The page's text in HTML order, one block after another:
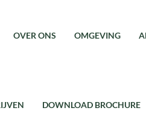
OVER ONS OMGEVING
DOWNLOAD BROCHURE